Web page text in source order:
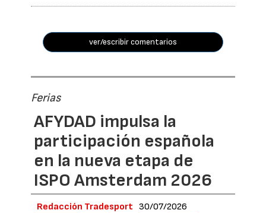
ver/escribir comentarios
Ferias
AFYDAD impulsa la
participación española
en la nueva etapa de
ISPO Amsterdam 2026
Redacción Tradesport 30/07/2026